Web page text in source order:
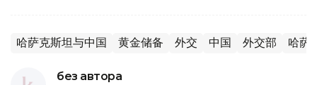
哈萨克斯坦与中国 黄金储备 外交 中国 外交部 哈萨
без автора